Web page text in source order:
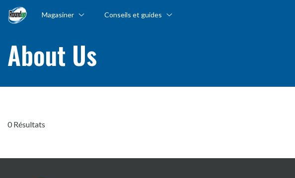
Magasiner Conseils et guides
About Us
0 Résultats